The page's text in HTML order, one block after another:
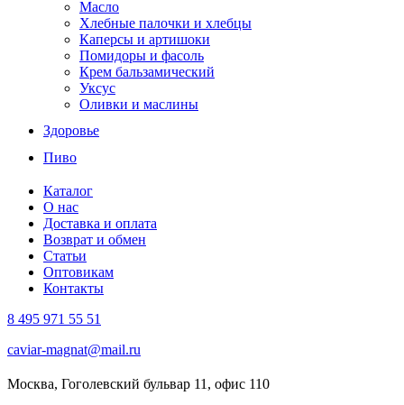
Масло
Хлебные палочки и хлебцы
Каперсы и артишоки
Помидоры и фасоль
Крем бальзамический
Уксус
Оливки и маслины
Здоровье
Пиво
Каталог
О нас
Доставка и оплата
Возврат и обмен
Статьи
Оптовикам
Контакты
8 495 971 55 51
caviar-magnat@mail.ru
Москва, Гоголевский бульвар 11, офис 110